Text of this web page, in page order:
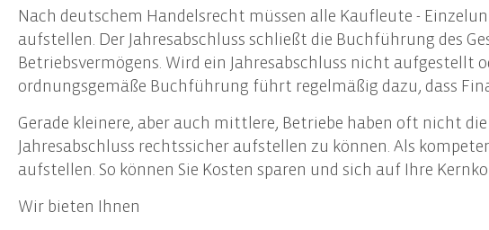
Unsere Mandanten
Risiko- & Compliance-Managementsysteme
Due Diligence
Tax
Transaktionsberatung (M&A)
Umstrukturierungen
Finanzierungsberatung
Fristen und
Nach deutschem Handelsrecht müssen alle Kaufleute -
aufstellen. Der Jahresabschluss schließt die Buchführung des
Betriebsvermögens. Wird ein Jahresabschluss nicht
ordnungsgemäße Buchführung führt regelmäßig dazu, dass
Gerade kleinere, aber auch mittlere, Betriebe haben oft nicht
Jahresabschluss rechtssicher aufstellen zu können. Als
aufstellen. So können Sie Kosten sparen und sich auf Ihre
Wir bieten Ihnen